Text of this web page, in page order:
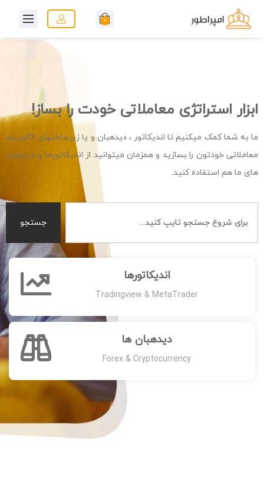
0
ابزار استراتژی معاملاتی خودت را بساز!
ما به شما کمک میکنیم تا اندیکاتور ، دیدهبان و یا زیرساختهای الگوریتم
معاملاتی خودتون را بسازید و همزمان میتوانید از اندیکاتورها و دیدهبان
های ما هم استفاده کنید.
جستجو
اندیکاتورها
Tradingview & MetaTrader
دیدهبان ها
Forex & Cryptocurrency